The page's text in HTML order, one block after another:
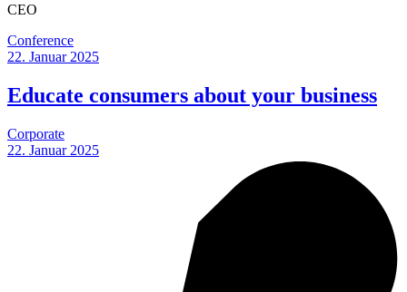
CEO
Conference
22. Januar 2025
Educate consumers about your business
Corporate
22. Januar 2025